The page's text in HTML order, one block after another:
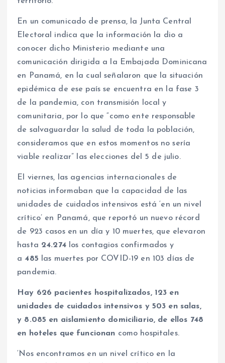
En un comunicado de prensa, la Junta Central
Electoral indica que la información la dio a
conocer dicho Ministerio mediante una
comunicación dirigida a la Embajada Dominicana
en Panamá, en la cual señalaron que la situación
epidémica de ese país se encuentra en la fase 3
de la pandemia, con transmisión local y
comunitaria, por lo que “como ente responsable
de salvaguardar la salud de toda la población,
consideramos que en estos momentos no sería
viable realizar” las elecciones del 5 de julio.
El viernes, las agencias internacionales de
noticias informaban que la capacidad de las
unidades de cuidados intensivos está ‘en un nivel
crítico’ en Panamá, que reportó un nuevo récord
de 923 casos en un día y 10 muertes, que elevaron
hasta 24.274los contagios confirmados y
a 485 las muertes por COVID-19 en 103 días de
pandemia.
Hay 626 pacientes hospitalizados, 123 en
unidades de cuidados intensivos y 503 en salas,
y 8.085 en aislamiento domiciliario, de ellos 748
en hoteles que funcionan como hospitales.
‘Nos encontramos en un nivel crítico en la